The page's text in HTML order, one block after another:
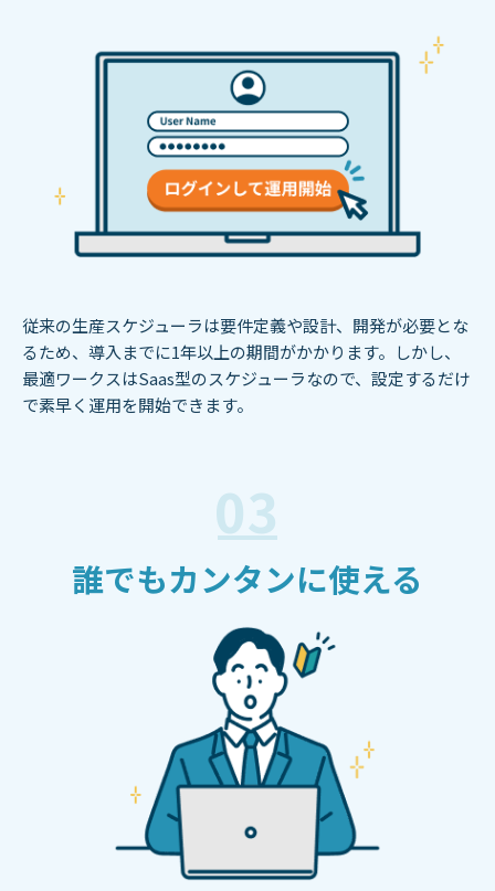
従来の生産スケジューラは要件定義や設計、開発が必要とな
るため、導入までに1年以上の期間がかかります。しかし、
最適ワークスはSaas型のスケジューラなので、設定するだけ
で素早く運用を開始できます。
03
誰でもカンタンに使える